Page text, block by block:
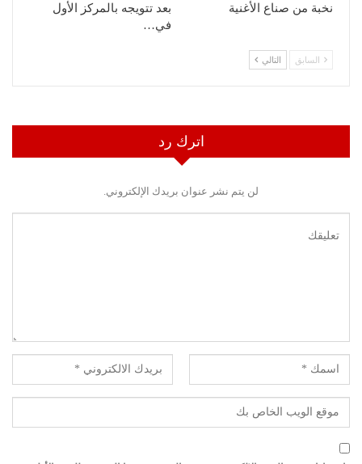
نخبة من صناع الأغنية
بعد تتويجه بالمركز الأول
في…
السابق التالي
اترك رد
لن يتم نشر عنوان بريدك الإلكتروني.